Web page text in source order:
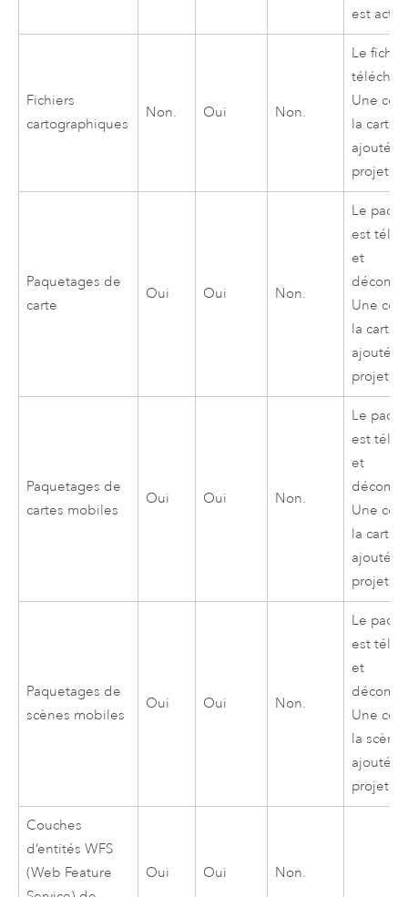
est
Fichiers
cartographiques
Non. Oui Non.
Le
Une
la carte
ajoutée
projet.
Paquetages de
carte
Oui Oui Non.
Le
est
et
Une
la carte
ajoutée
projet.
Paquetages de
cartes mobiles
Oui Oui Non.
Le
est
et
Une
la carte
ajoutée
projet.
Paquetages de
scènes mobiles
Oui Oui Non.
Le
est
et
Une
la scène
ajoutée
projet.
Couches
d’entités WFS
(Web Feature
Oui Oui Non.